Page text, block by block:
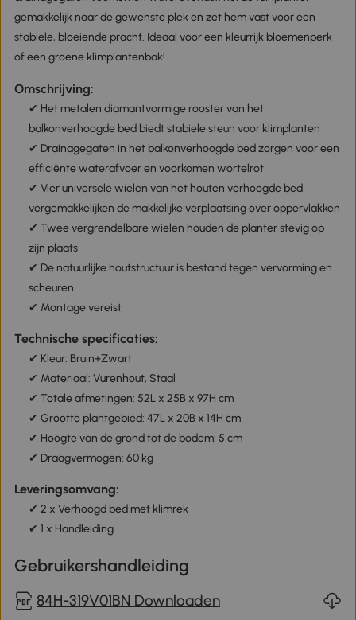
gemakkelijk naar de gewenste plek en zet hem vast voor een
stabiele, bloeiende pracht. Ideaal voor een kleurrijk bloemenperk
of een groene klimplantenbak!
Omschrijving:
✔ Het metalen diamantvormige rooster van het
balkonverhoogde bed biedt stabiele steun voor klimplanten
✔ Drainagegaten in het balkonverhoogde bed zorgen voor een
efficiënte waterafvoer en voorkomen wortelrot
✔ Vier universele wielen van het houten verhoogde bed
vergemakkelijken de makkelijke verplaatsing over oppervlakken
✔ Twee vergrendelbare wielen houden de planter stevig op
zijn plaats
✔ De natuurlijke houtstructuur is bestand tegen vervorming en
scheuren
✔ Montage vereist
Technische specificaties:
✔ Kleur: Bruin+Zwart
✔ Materiaal: Vurenhout, Staal
✔ Totale afmetingen: 52L x 25B x 97H cm
✔ Grootte plantgebied: 47L x 20B x 14H cm
✔ Hoogte van de grond tot de bodem: 5 cm
✔ Draagvermogen: 60 kg
Leveringsomvang:
✔ 2 x Verhoogd bed met klimrek
✔ 1 x Handleiding
Gebruikershandleiding
84H-319V01BN Downloaden